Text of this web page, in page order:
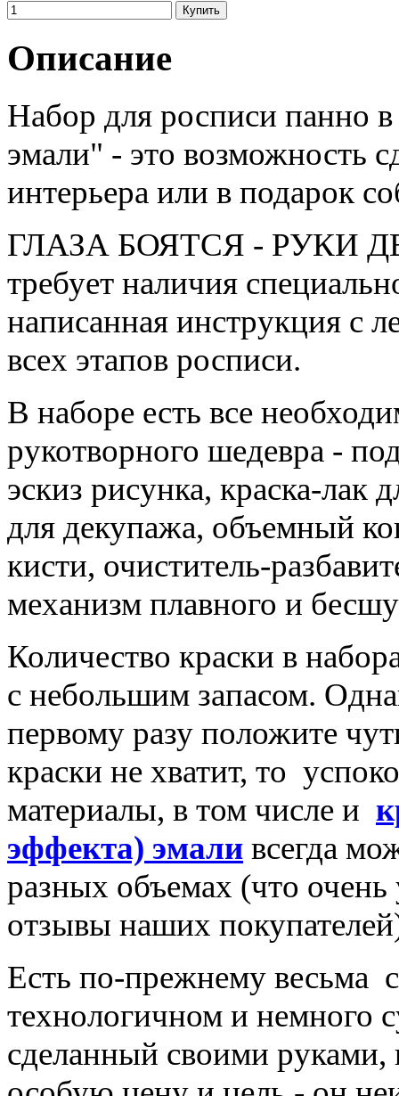
Описание
Набор для росписи панно
эмали" - это возможность
интерьера или в подарок
ГЛАЗА БОЯТСЯ - РУКИ
требует наличия
написанная инструкция с
всех этапов росписи.
В наборе есть все
рукотворного шедевра -
эскиз рисунка, краска-лак
для декупажа, объемный
кисти, очиститель-
механизм плавного и
Количество краски в
с небольшим запасом.
первому разу положите
краски не хватит, то
материалы, в том числе и
эффекта) эмали всегда
разных объемах (что очень
отзывы наших
Есть по-прежнему весьма
технологичном и немного
сделанный своими